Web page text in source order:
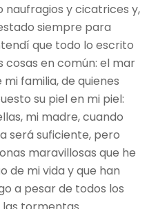
naufragios y cicatrices y,
siempre para
que todo lo escrito
en común: el mar
familia, de quienes
su piel en mi piel:
mi madre, cuando
será suficiente, pero
maravillosas que he
de mi vida y que han
a pesar de todos los